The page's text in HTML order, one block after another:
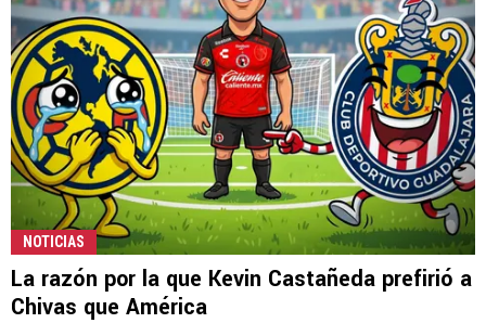
NOTICIAS
La razón por la que Kevin Castañeda prefirió a
Chivas que América